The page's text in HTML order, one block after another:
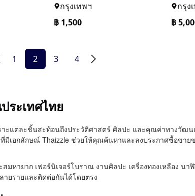
กรุงเทพฯ
฿ 1,500
กรุง
฿
1 2 3 4
ระเทศไทย
าะแต่ละชิ้นสะท้อนถึงประวัติศาสตร์ ศิลปะ และคุณค่าทางวัฒ
เอกลักษณ์ Thaizzle ช่วยให้คุณค้นหาและลงประกาศซื้อขาย
มหายาก เฟอร์นิเจอร์โบราณ งานศิลปะ เครื่องทองเหลือง นา
ยรายและติดต่อกันได้โดยตรง